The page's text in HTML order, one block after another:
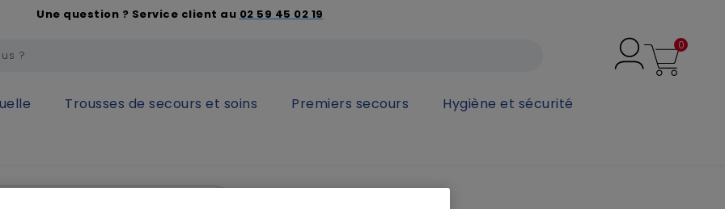
Une question ? Service client au 02 59 45 02 19
0
Trousses de secours et soins Premiers secours Hygiène et sécurité